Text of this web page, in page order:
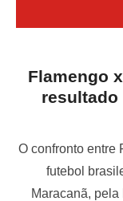
Flamengo
O confronto entre
futebol
Maracanã,